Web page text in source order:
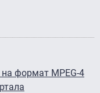
формат MPEG-4